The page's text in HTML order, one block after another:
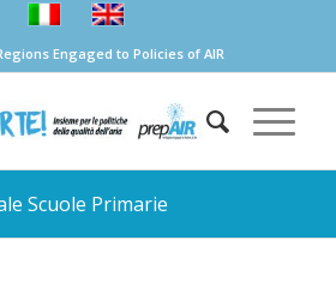
Engaged to Policies of AIR
Scuole Primarie